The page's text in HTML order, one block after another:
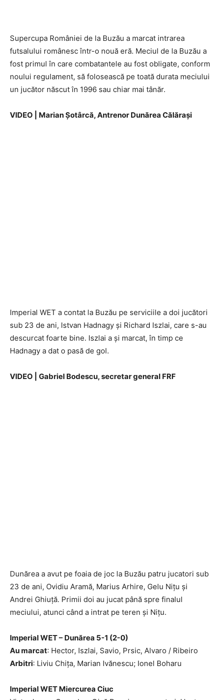
Supercupa României de la Buzău a marcat intrarea
futsalului românesc într-o nouă eră. Meciul de la Buzău a
fost primul în care combatantele au fost obligate, conform
noului regulament, să folosească pe toată durata meciului
un jucător născut în 1996 sau chiar mai tânăr.
VIDEO | Marian Șotârcă, Antrenor Dunărea Călăraşi
Imperial WET a contat la Buzău pe serviciile a doi jucători
sub 23 de ani, Istvan Hadnagy și Richard Iszlai, care s-au
descurcat foarte bine. Iszlai a și marcat, în timp ce
Hadnagy a dat o pasă de gol.
VIDEO | Gabriel Bodescu, secretar general FRF
Dunărea a avut pe foaia de joc la Buzău patru jucatori sub
23 de ani, Ovidiu Aramă, Marius Arhire, Gelu Nițu și
Andrei Ghiuță. Primii doi au jucat până spre finalul
meciului, atunci când a intrat pe teren și Nițu.
Imperial WET – Dunărea 5-1 (2-0)
Au marcat: Hector, Iszlai, Savio, Prsic, Alvaro / Ribeiro
Arbitri: Liviu Chița, Marian Ivănescu; Ionel Boharu
Imperial WET Miercurea Ciuc